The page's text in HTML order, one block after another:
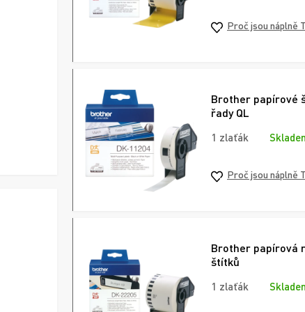
Proč jsou náplně
Brother papírové
řady QL
1 zlaťák
Proč jsou náplně
Brother papírová
štítků
1 zlaťák